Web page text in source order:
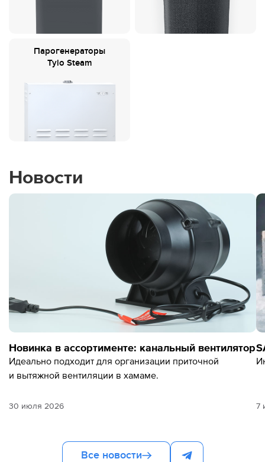
Парогенераторы
Tylo Steam
Новости
Новинка в ассортименте: канальный вентилятор
Идеально подходит для организации приточной
и вытяжной вентиляции в хамаме.
30 июля 2026 7
Все новости